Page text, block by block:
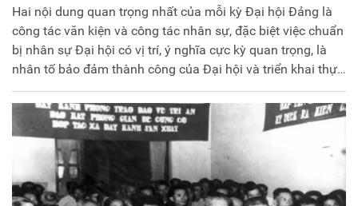
Hai nội dung quan trọng nhất của mỗi kỳ Đại hội Đảng là
công tác văn kiện và công tác nhân sự, đặc biệt việc chuẩn
bị nhân sự Đại hội có vị trí, ý nghĩa cực kỳ quan trọng, là
nhân tố bảo đảm thành công của Đại hội và triển khai thực
hiện thắng lợi các nghị quyết của Đại hội.